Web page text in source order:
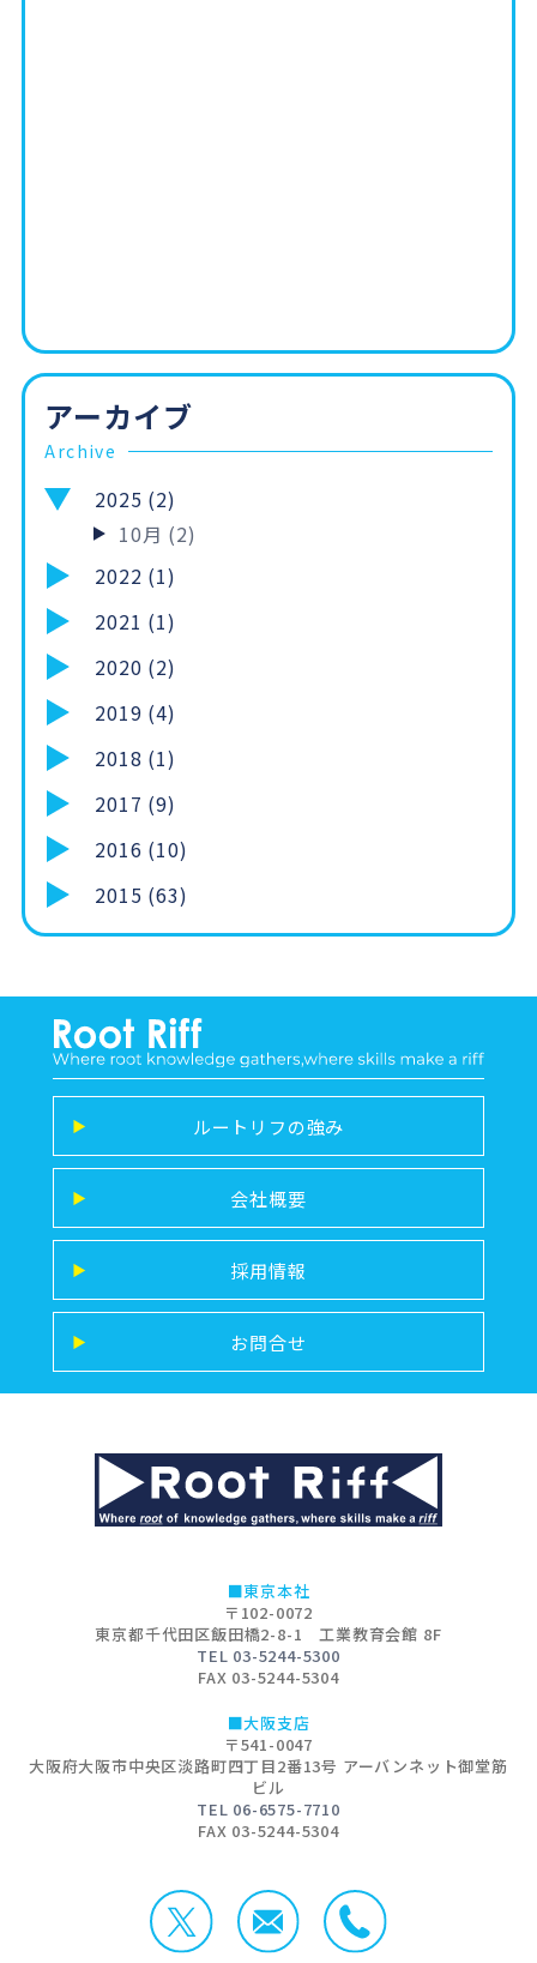
アーカイブ
Archive
2025 (2)
10月 (2)
2022 (1)
2021 (1)
2020 (2)
2019 (4)
2018 (1)
2017 (9)
2016 (10)
2015 (63)
▶ ルートリフの強み
▶ 会社概要
▶ 採用情報
▶ お問合せ
■東京本社
〒102-0072
東京都千代田区飯田橋2-8-1 工業教育会館 8F
TEL 03-5244-5300
FAX 03-5244-5304
■大阪支店
〒541-0047
大阪府大阪市中央区淡路町四丁目2番13号 アーバンネット御堂筋
ビル
TEL 06-6575-7710
FAX 03-5244-5304